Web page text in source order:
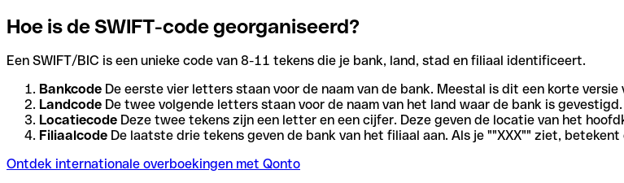
Hoe is de SWIFT-code georganiseerd?
Een SWIFT/BIC is een unieke code van 8-11 tekens die je bank, land, stad en filiaal identificeert.
Bankcode De eerste vier letters staan voor de naam van de bank. Meestal is dit een korte versie
Landcode De twee volgende letters staan voor de naam van het land waar de bank is gevestigd.
Locatiecode Deze twee tekens zijn een letter en een cijfer. Deze geven de locatie van het
Filiaalcode De laatste drie tekens geven de bank van het filiaal aan. Als je ""XXX"" ziet,
Ontdek internationale overboekingen met Qonto